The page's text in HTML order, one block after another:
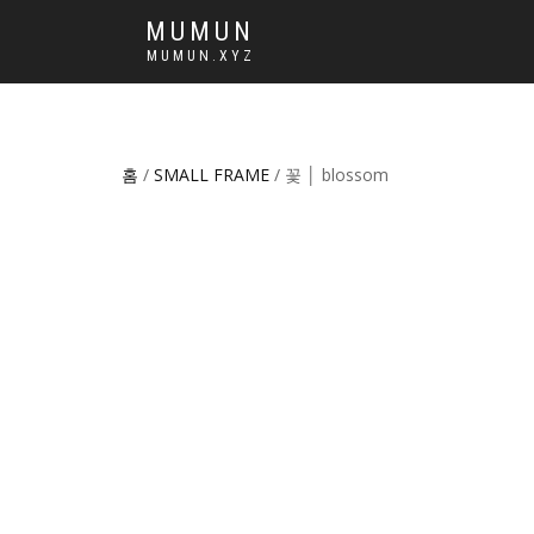
MUMUN
MUMUN.XYZ
홈 / SMALL FRAME / 꽃 │ blossom